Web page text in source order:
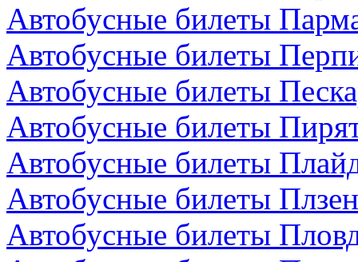
Автобусные билеты
Автобусные билеты
Автобусные билеты
Автобусные билеты
Автобусные билеты
Автобусные билеты
Автобусные билеты